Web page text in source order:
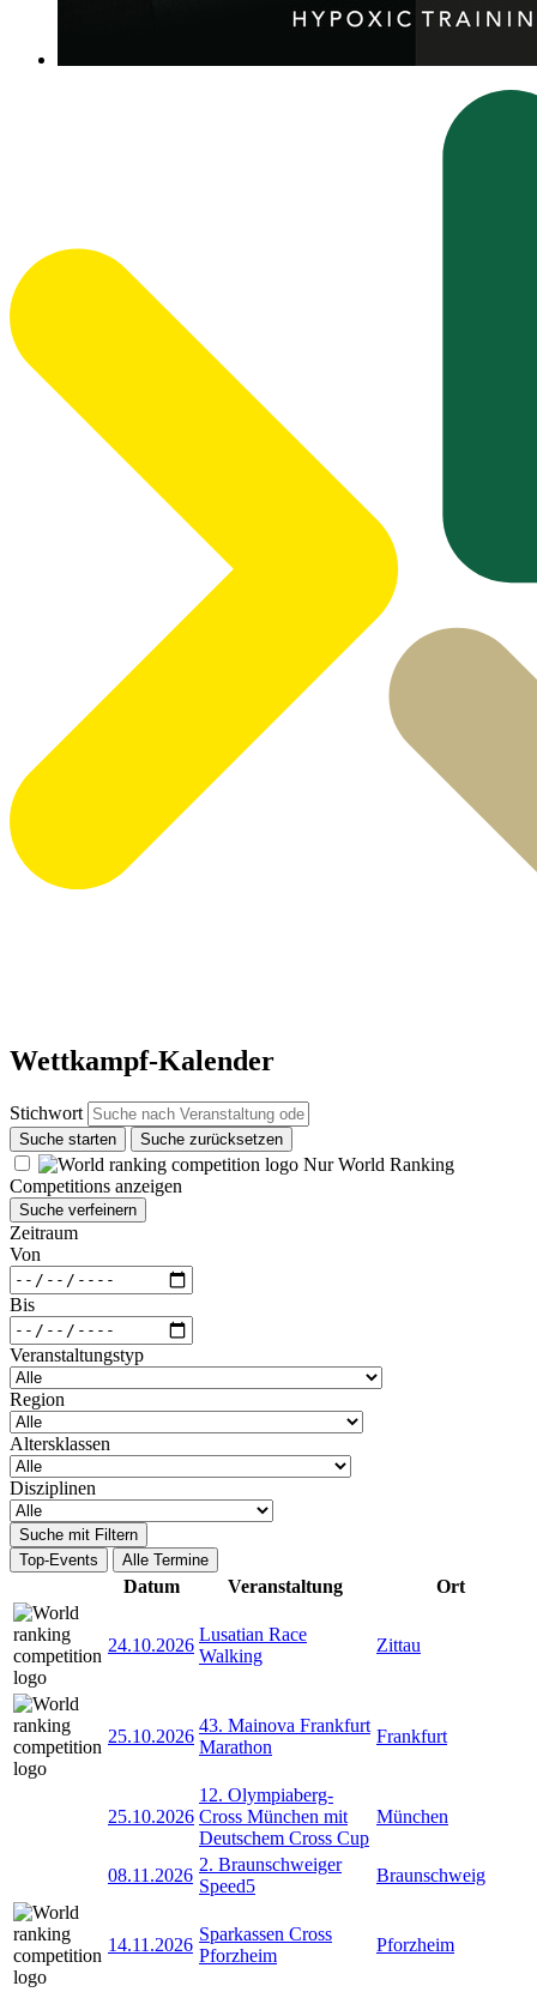
Wettkampf-Kalender
Stichwort
Suche starten Suche zurücksetzen
Nur World Ranking
Competitions anzeigen
Suche verfeinern
Zeitraum
Von
Bis
Veranstaltungstyp
Region
Altersklassen
Disziplinen
Suche mit Filtern
Top-Events
Alle Termine
Datum Veranstaltung Ort
24.10.2026
Lusatian Race
Walking
Zittau
25.10.2026
43. Mainova Frankfurt
Marathon
Frankfurt
25.10.2026
12. Olympiaberg-
Cross München mit
Deutschem Cross Cup
München
08.11.2026
2. Braunschweiger
Speed5
Braunschweig
14.11.2026
Sparkassen Cross
Pforzheim
Pforzheim